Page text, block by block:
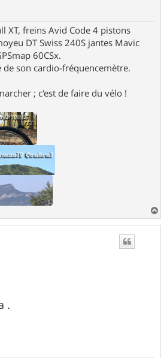
XT, freins Avid Code 4 pistons
DT Swiss 240S jantes Mavic
60CSx.
son cardio-fréquencemètre.
; c'est de faire du vélo !
a
.